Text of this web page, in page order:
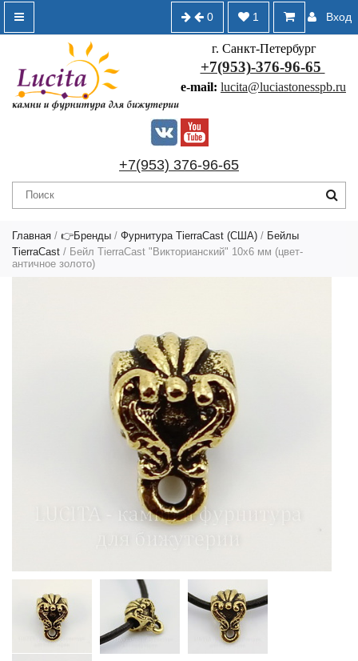
Вход
1
0
г. Санкт-Петербург
+7(953)-376-96-65
e-mail: lucita@luciastonesspb.ru
+7(953) 376-96-65
Главная / 👉Бренды / Фурнитура TierraCast (США) / Бейлы
TierraCast / Бейл TierraCast "Викторианский" 10х6 мм (цвет-
античное золото)